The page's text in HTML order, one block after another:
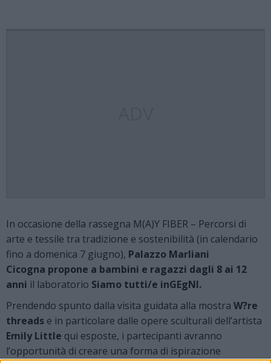
In occasione della rassegna M(A)Y FIBER – Percorsi di
arte e tessile tra tradizione e sostenibilità (in calendario
fino a domenica 7 giugno), Palazzo Marliani
Cicogna propone a bambini e ragazzi dagli 8 ai 12
anni il laboratorio Siamo tutti/e inGEgNI.
Prendendo spunto dalla visita guidata alla mostra W?re
threads e in particolare dalle opere sculturali dell’artista
Emily Little qui esposte, i partecipanti avranno
l’opportunità di creare una forma di ispirazione